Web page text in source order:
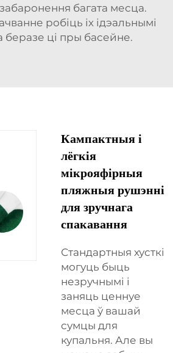
багата месца.
робіць іх ідэальнымі
беразе ці пры басейне.
Кампактныя і
лёгкія
мікрояфірныя
пляжныя рушэнні
для зручнага
спакавання
Стандартныя хусткі
могуць быць
незручнымі і
заняць ценнуе
месца ў вашай
сумцы для
купальня. Але вы